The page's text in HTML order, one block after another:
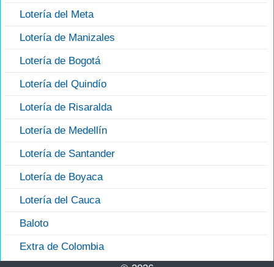
Lotería del Meta
Lotería de Manizales
Lotería de Bogotá
Lotería del Quindío
Lotería de Risaralda
Lotería de Medellín
Lotería de Santander
Lotería de Boyaca
Lotería del Cauca
Baloto
Extra de Colombia